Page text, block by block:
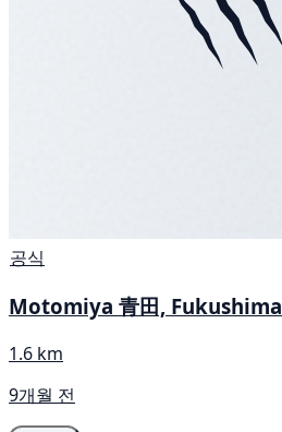
공식
Motomiya 青田, Fukushima
1.6 km
9개월 전